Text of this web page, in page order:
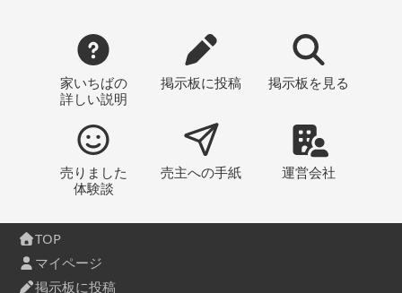
家いちばの
詳しい説明
掲示板に投稿 掲示板 を見る
売りました
体験談
売主への手紙 運営会社
TOP
マイページ
掲示板に投稿